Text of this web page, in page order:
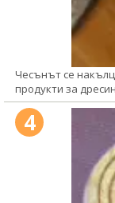
Чесънът се
продукти за
4